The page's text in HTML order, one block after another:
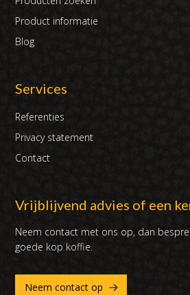
Product informatie
Blog
Services
Referenties
Privacy statement
Contact
Vrijblijvend advies of een
Neem contact met ons op, dan
goede kop koffie.
Neem contact op